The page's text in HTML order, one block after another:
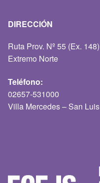
DIRECCIÓN
Ruta Prov. Nº 55 (Ex. 148)
Extremo Norte
Teléfono:
02657-531000
Villa Mercedes – San Luis